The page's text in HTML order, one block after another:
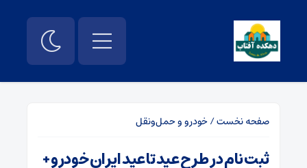
صفحه نخست/خودرو و حمل‌و‌نقل
ثبت نام در طرح عید تا عید ایران خودرو +